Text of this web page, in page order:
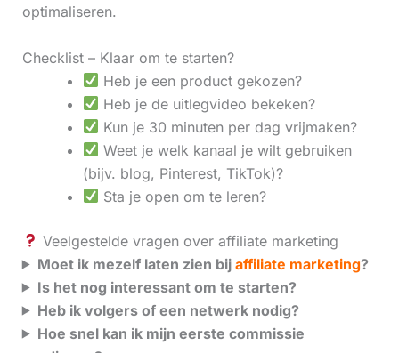
optimaliseren.
Checklist – Klaar om te starten?
Heb je een product gekozen?
Heb je de uitlegvideo bekeken?
Kun je 30 minuten per dag vrijmaken?
Weet je welk kanaal je wilt gebruiken
(bijv. blog, Pinterest, TikTok)?
Sta je open om te leren?
Veelgestelde vragen over affiliate marketing
Moet ik mezelf laten zien bij affiliate marketing?
Is het nog interessant om te starten?
Heb ik volgers of een netwerk nodig?
Hoe snel kan ik mijn eerste commissie